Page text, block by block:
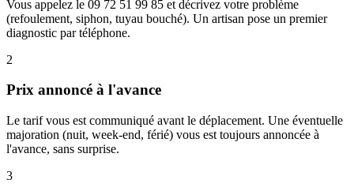
Vous appelez le 09 72 51 99 85 et décrivez votre problème
(refoulement, siphon, tuyau bouché). Un artisan pose un premier
diagnostic par téléphone.
2
Prix annoncé à l'avance
Le tarif vous est communiqué avant le déplacement. Une éventuelle
majoration (nuit, week-end, férié) vous est toujours annoncée à
l'avance, sans surprise.
3